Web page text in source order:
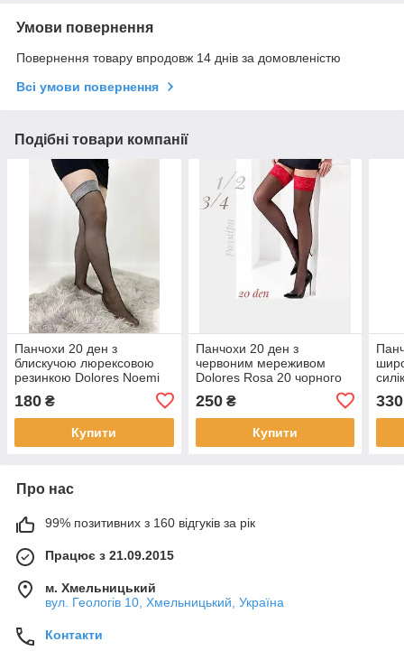
Умови повернення
Повернення товару впродовж 14 днів за домовленістю
Всі умови повернення
Подібні товари компанії
Панчохи 20 ден з
блискучою люрексовою
резинкою Dolores Noemi
180 ₴
Купити
Панчохи 20 ден з
червоним мереживом
Dolores Rosa 20 чорного
кольору розміри 1/2 3/4 -
p.1/2
250₴
Купити
3/4
330
Про нас
99% позитивних з 160 відгуків за рік
Працює з 21.09.2015
м. Хмельницький
вул. Геологів 10, Хмельницький, Україна
Контакти